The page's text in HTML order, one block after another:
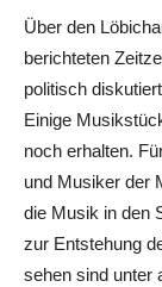
Über den
berichteten
politisch
Einige
noch erhalten.
und Musiker der
die Musik in den
zur Entstehung
sehen sind unter